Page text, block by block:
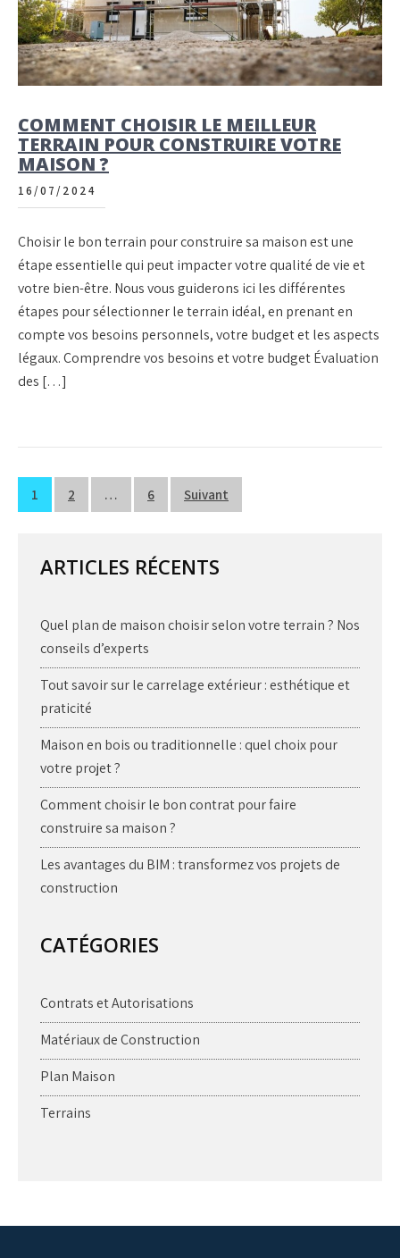
COMMENT CHOISIR LE MEILLEUR
TERRAIN POUR CONSTRUIRE VOTRE
MAISON ?
16/07/2024
Choisir le bon terrain pour construire sa maison est une
étape essentielle qui peut impacter votre qualité de vie et
votre bien-être. Nous vous guiderons ici les différentes
étapes pour sélectionner le terrain idéal, en prenant en
compte vos besoins personnels, votre budget et les aspects
légaux. Comprendre vos besoins et votre budget Évaluation
des […]
Pagination
des
publications
1 2 … 6 Suivant
ARTICLES RÉCENTS
Quel plan de maison choisir selon votre terrain ? Nos
conseils d’experts
Tout savoir sur le carrelage extérieur : esthétique et
praticité
Maison en bois ou traditionnelle : quel choix pour
votre projet ?
Comment choisir le bon contrat pour faire
construire sa maison ?
Les avantages du BIM : transformez vos projets de
construction
CATÉGORIES
Contrats et Autorisations
Matériaux de Construction
Plan Maison
Terrains